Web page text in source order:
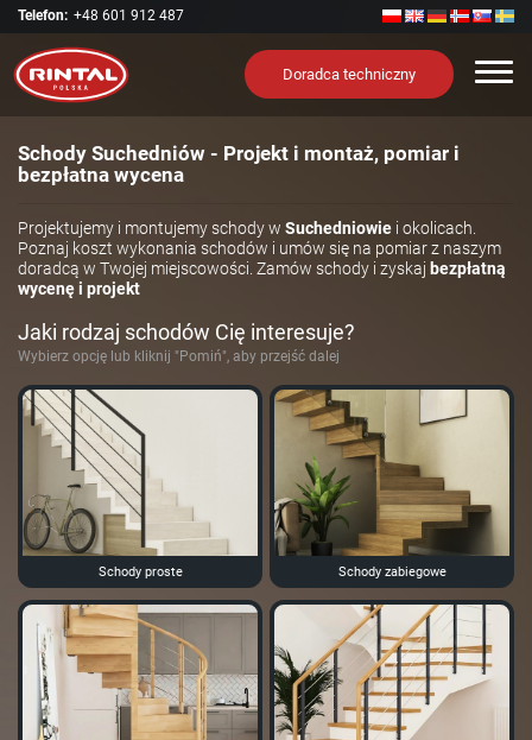
Telefon: +48 601 912 487
Doradca techniczny
Schody Suchedniów - Projekt i montaż, pomiar i
bezpłatna wycena
Projektujemy i montujemy schody w Suchedniowie i okolicach.
Poznaj koszt wykonania schodów i umów się na pomiar z naszym
doradcą w Twojej miejscowości. Zamów schody i zyskaj bezpłatną
wycenę i projekt
Jaki rodzaj schodów Cię interesuje?
Wybierz opcję lub kliknij "Pomiń", aby przejść dalej
Schody proste Schody zabiegowe